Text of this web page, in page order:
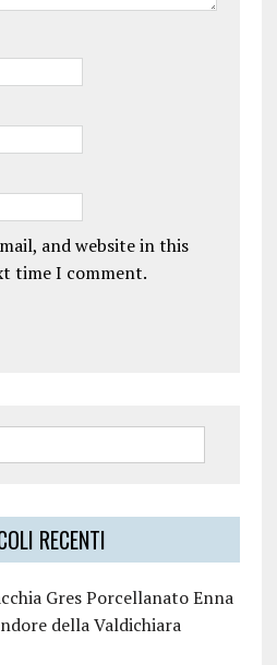
and website in this
time I comment.
RECENTI
Gres Porcellanato Enna
della Valdichiara